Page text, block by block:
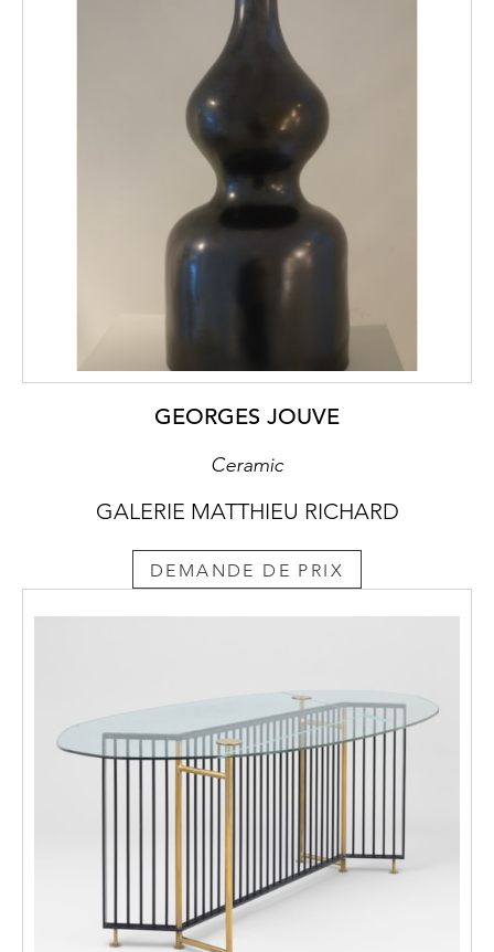
GEORGES JOUVE
Ceramic
GALERIE MATTHIEU RICHARD
DEMANDE DE PRIX